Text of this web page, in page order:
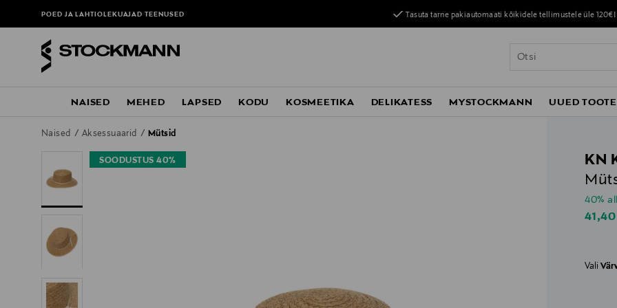
POED JA LAHTIOLEKUAJADTEENUSED Tasuta tarne pakiautomaati kõikidele tellimustele üle 120€!
NAISED MEHED LAPSED KODU KOSMEETIKA DELIKATESS MYSTOCKMANN UUED
Naised Aksessuaarid Mütsid
SOODUSTUS 40%
KN
40%
Vali